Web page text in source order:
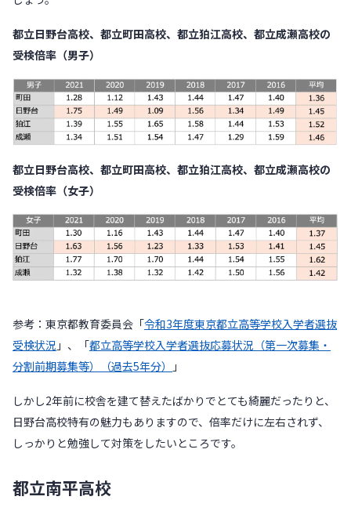
都立日野台高校、都立町田高校、都立狛江高校、都立成瀬高校の
受検倍率（男子）
都立日野台高校、都立町田高校、都立狛江高校、都立成瀬高校の
受検倍率（女子）
参考：東京都教育委員会「令和3年度東京都立高等学校入学者選抜
受検状況 」、「都立高等学校入学者選抜応募状況（第一次募集・
分割前期募集等）（過去5年分）
」
しかし2年前に校舎を建て替えたばかりでとても綺麗だったりと、
日野台高校特有の魅力もありますので、倍率だけに左右されず、
しっかりと勉強して対策をしたいところです。
都立南平高校